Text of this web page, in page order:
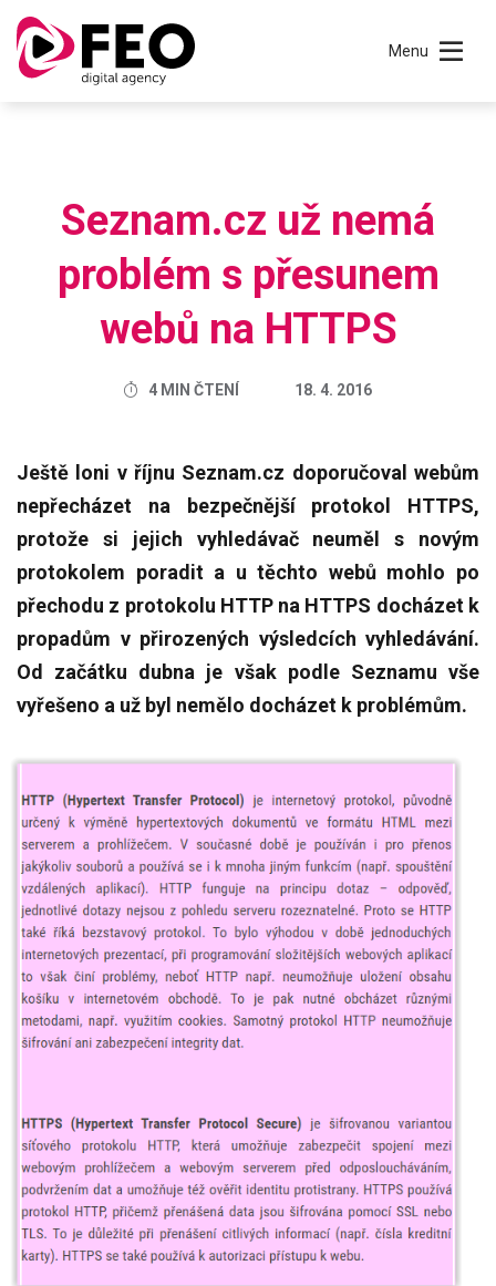
Menu
Seznam.cz už nemá
problém s přesunem
webů na HTTPS
4 MIN ČTENÍ 18. 4. 2016
Ještě loni v říjnu Seznam.cz doporučoval webům
nepřecházet na bezpečnější protokol HTTPS,
protože si jejich vyhledávač neuměl s novým
protokolem poradit a u těchto webů mohlo po
přechodu z protokolu HTTP na HTTPS docházet k
propadům v přirozených výsledcích vyhledávání.
Od začátku dubna je však podle Seznamu vše
vyřešeno a už byl nemělo docházet k problémům.